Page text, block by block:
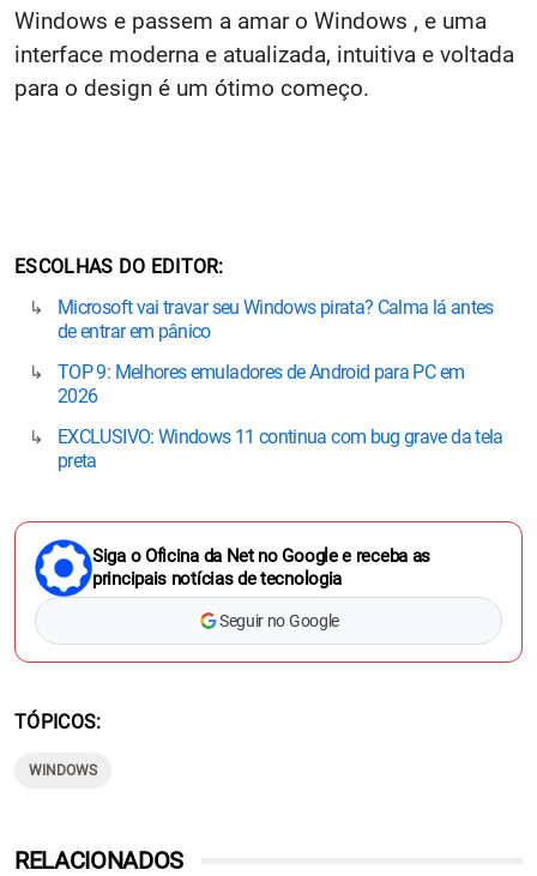
Windows e passem a amar o Windows , e uma
interface moderna e atualizada, intuitiva e voltada
para o design é um ótimo começo.
ESCOLHAS DO EDITOR
Microsoft vai travar seu Windows pirata? Calma lá antes
de entrar em pânico
TOP 9: Melhores emuladores de Android para PC em
2026
EXCLUSIVO: Windows 11 continua com bug grave da tela
preta
Siga o Oficina da Net no Google e receba as
principais notícias de tecnologia
Seguir no Google
TÓPICOS
WINDOWS
RELACIONADOS